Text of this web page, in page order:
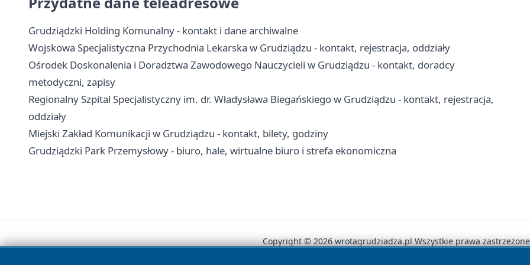
Grudziądzki Holding Komunalny - kontakt i dane archiwalne
Wojskowa Specjalistyczna Przychodnia Lekarska w Grudziądzu - kontakt, rejestracja, oddziały
Ośrodek Doskonalenia i Doradztwa Zawodowego Nauczycieli w Grudziądzu - kontakt, doradcy
metodyczni, zapisy
Regionalny Szpital Specjalistyczny im. dr. Władysława Biegańskiego w Grudziądzu - kontakt, rejestracja,
oddziały
Miejski Zakład Komunikacji w Grudziądzu - kontakt, bilety, godziny
Grudziądzki Park Przemysłowy - biuro, hale, wirtualne biuro i strefa ekonomiczna
Copyright © 2026 wrotagrudziadza.pl Wszystkie prawa